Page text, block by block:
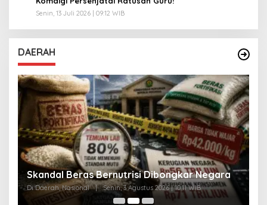
Senin, 13 Juli 2026 | 09:12 WIB
DAERAH
Skandal Beras Bernutrisi Dibongkar Negara
Di Daerah, Nasional | Senin, 3 Agustus 2026 | 10:11 WIB